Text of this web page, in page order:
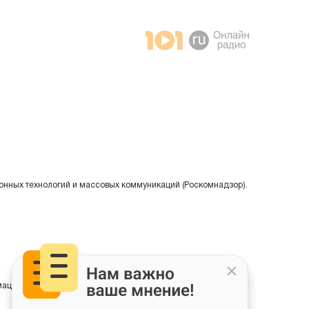
технологий и массовых коммуникаций (Роскомнадзор).
на основе сбора, систематизации и анализа сведений,